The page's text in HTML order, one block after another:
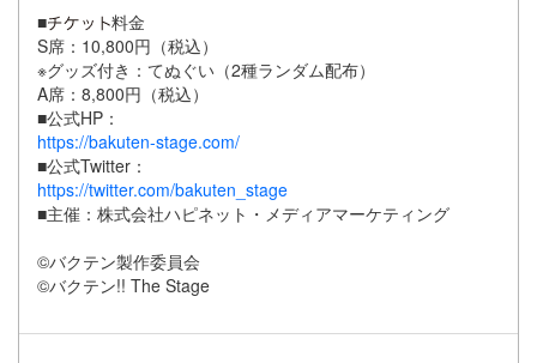
■
料⾦
S席：10,800円（税込）
※グッズ付き：てぬぐい（2種ランダム配布）
A席：8,800円（税込）
■公式HP：
https://bakuten-stage.com/
■公式Twitter：
https://twitter.com/bakuten_stage
■主催：株式会社ハピネット・メディアマーケティング
©バクテン製作委員会
©バクテン!! The Stage